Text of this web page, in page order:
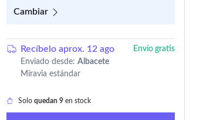
Cambiar
Recíbelo aprox. 12 ago
Envío gratis
Enviado desde: Albacete
Miravia estándar
Solo quedan 9 en stock